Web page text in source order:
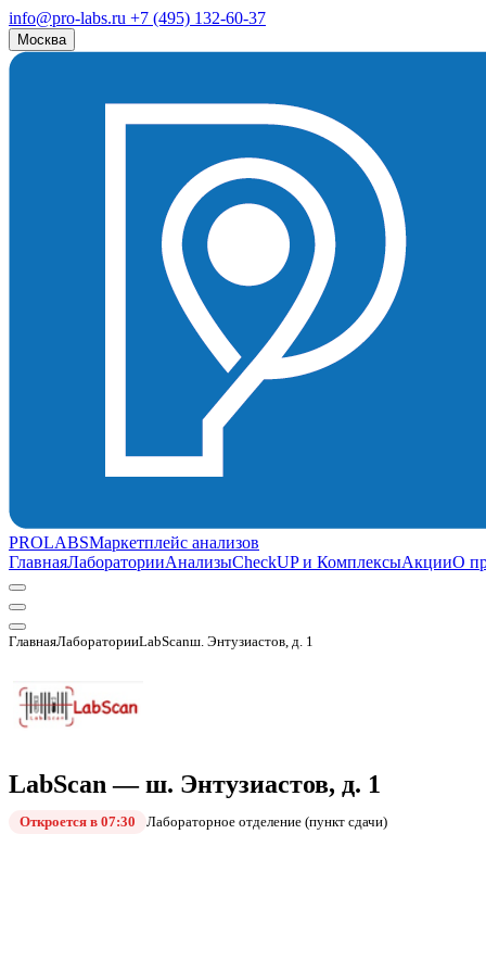
info@pro-labs.ru +7 (495) 132-60-37
Москва
PROLABSМаркетплейс анализов
ГлавнаяЛабораторииАнализыCheckUP и КомплексыАкцииО
ГлавнаяЛабораторииLabScanш. Энтузиастов, д. 1
LabScan — ш. Энтузиастов, д. 1
Откроется в 07:30 Лабораторное отделение (пункт сдачи)